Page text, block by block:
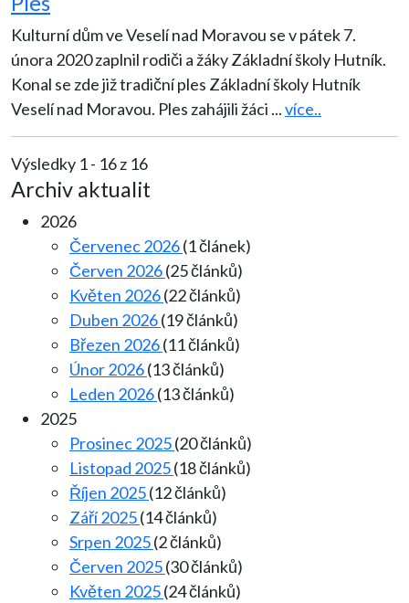
Kulturní dům ve Veselí nad Moravou se v pátek 7.
února 2020 zaplnil rodiči a žáky Základní školy Hutník.
Konal se zde již tradiční ples Základní školy Hutník
Veselí nad Moravou. Ples zahájili žáci ...více..
Výsledky 1 - 16 z 16
Archiv aktualit
2026
Červenec 2026(1 článek)
Červen 2026(25 článků)
Květen 2026(22 článků)
Duben 2026(19 článků)
Březen 2026(11 článků)
Únor 2026(13 článků)
Leden 2026(13 článků)
2025
Prosinec 2025(20 článků)
Listopad 2025(18 článků)
Říjen 2025(12 článků)
Září 2025(14 článků)
Srpen 2025(2 článků)
Červen 2025(30 článků)
Květen 2025(24 článků)